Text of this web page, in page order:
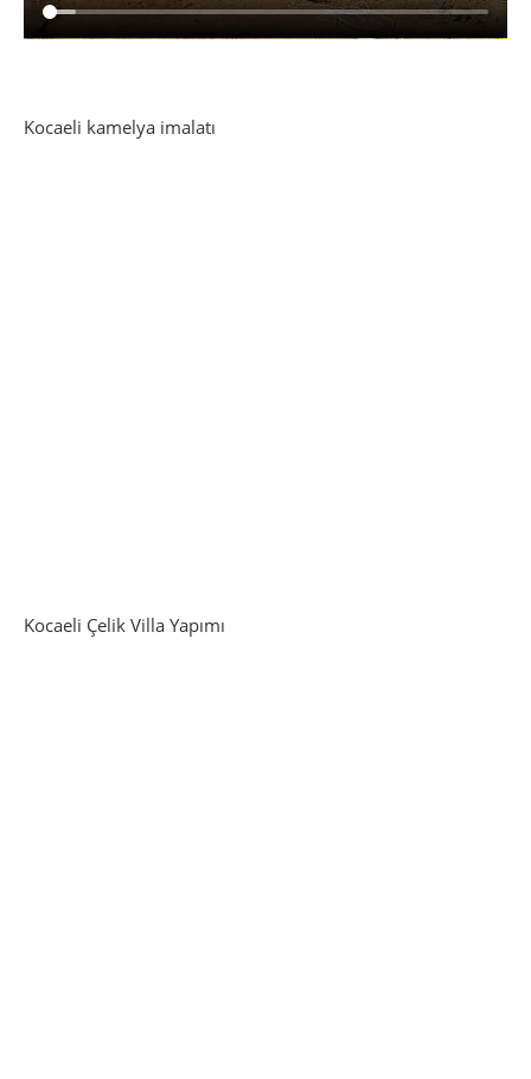
Kocaeli kamelya imalatı
Kocaeli Çelik Villa Yapımı